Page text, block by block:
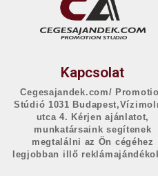
Kapcsolat
Cegesajandek.com/
Stúdió 1031
utca 4. Kérjen ajánlatot,
munkatársaink segítenek
megtalálni az Ön cégéhez
legjobban illő